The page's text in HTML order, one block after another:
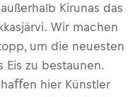
Kirunas das
Wir machen
um die neuesten
Eis zu bestaunen.
hier Künstler